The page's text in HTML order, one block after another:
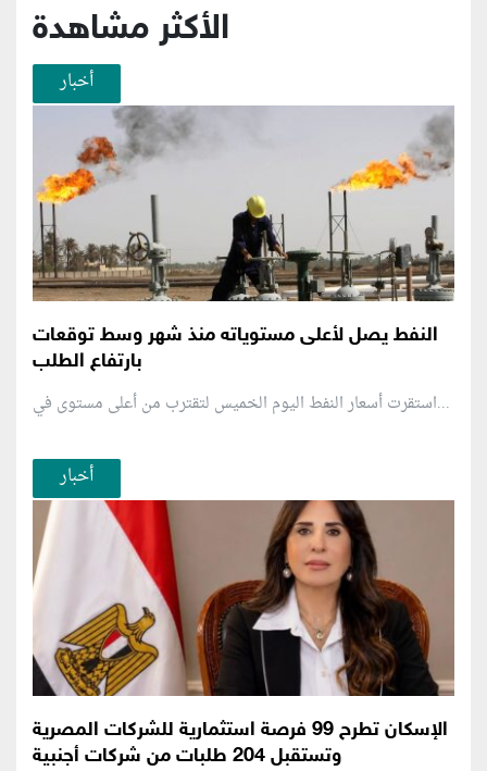
الأكثر مشاهدة
أخبار
النفط يصل لأعلى مستوياته منذ شهر وسط توقعات
بارتفاع الطلب
استقرت أسعار النفط اليوم الخميس لتقترب من أعلى مستوى في...
أخبار
الإسكان تطرح 99 فرصة استثمارية للشركات المصرية
وتستقبل 204 طلبات من شركات أجنبية